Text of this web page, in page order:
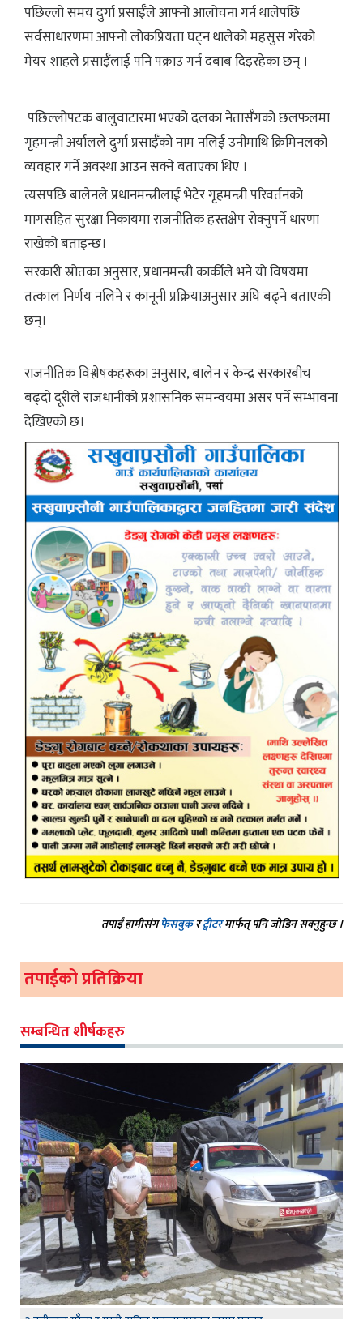
पछिल्लो समय दुर्गा प्रसाईँले आफ्नो आलोचना गर्न थालेपछि
सर्वसाधारणमा आफ्नो लोकप्रियता घट्न थालेको महसुस गरेको
मेयर शाहले प्रसाईँलाई पनि पक्राउ गर्न दबाब दिइरहेका छन् ।
पछिल्लोपटक बालुवाटारमा भएको दलका नेतासँगको छलफलमा
गृहमन्त्री अर्यालले दुर्गा प्रसाईँको नाम नलिई उनीमाथि क्रिमिनलको
व्यवहार गर्ने अवस्था आउन सक्ने बताएका थिए ।
त्यसपछि बालेनले प्रधानमन्त्रीलाई भेटेर गृहमन्त्री परिवर्तनको
मागसहित सुरक्षा निकायमा राजनीतिक हस्तक्षेप रोक्नुपर्ने धारणा
राखेको बताइन्छ।
सरकारी स्रोतका अनुसार, प्रधानमन्त्री कार्कीले भने यो विषयमा
तत्काल निर्णय नलिने र कानूनी प्रक्रियाअनुसार अघि बढ्ने बताएकी
छन्।
राजनीतिक विश्लेषकहरूका अनुसार, बालेन र केन्द्र सरकारबीच
बढ्दो दूरीले राजधानीको प्रशासनिक समन्वयमा असर पर्ने सम्भावना
देखिएको छ।
तपाईं हामीसंगफेसबुकरट्वीटरमार्फत् पनि जोडिन सक्नुहुन्छ ।
तपाईको प्रतिक्रिया
सम्बन्धित शीर्षकहरु